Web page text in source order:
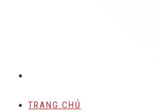
TRANG CHỦ